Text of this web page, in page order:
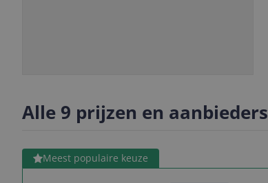
Alle 9 prijzen en aanbieders
Meest populaire keuze
Bekijk product